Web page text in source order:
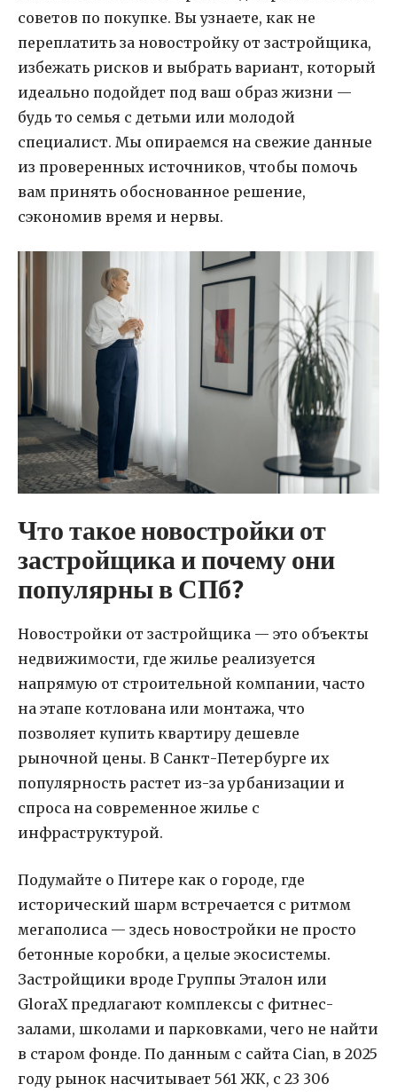
советов по покупке. Вы узнаете, как не
переплатить за новостройку от застройщика,
избежать рисков и выбрать вариант, который
идеально подойдет под ваш образ жизни —
будь то семья с детьми или молодой
специалист. Мы опираемся на свежие данные
из проверенных источников, чтобы помочь
вам принять обоснованное решение,
сэкономив время и нервы.
Что такое новостройки от
застройщика и почему они
популярны в СПб?
Новостройки от застройщика — это объекты
недвижимости, где жилье реализуется
напрямую от строительной компании, часто
на этапе котлована или монтажа, что
позволяет купить квартиру дешевле
рыночной цены. В Санкт-Петербурге их
популярность растет из-за урбанизации и
спроса на современное жилье с
инфраструктурой.
Подумайте о Питере как о городе, где
исторический шарм встречается с ритмом
мегаполиса — здесь новостройки не просто
бетонные коробки, а целые экосистемы.
Застройщики вроде Группы Эталон или
GloraX предлагают комплексы с фитнес-
залами, школами и парковками, чего не найти
в старом фонде. По данным с сайта Cian, в 2025
году рынок насчитывает 561 ЖК, с 23 306